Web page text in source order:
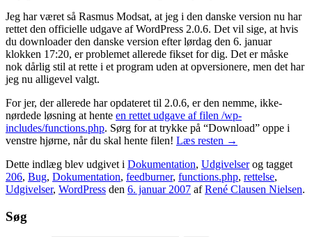
Jeg har været så Rasmus Modsat, at jeg i den danske version nu har
rettet den officielle udgave af WordPress 2.0.6. Det vil sige, at hvis
du downloader den danske version efter lørdag den 6. januar
klokken 17:20, er problemet allerede fikset for dig. Det er måske
nok dårlig stil at rette i et program uden at opversionere, men det har
jeg nu alligevel valgt.
For jer, der allerede har opdateret til 2.0.6, er den nemme, ikke-
nørdede løsning at hente en rettet udgave af filen /wp-
includes/functions.php. Sørg for at trykke på “Download” oppe i
venstre hjørne, når du skal hente filen! Læs resten →
Dette indlæg blev udgivet i Dokumentation, Udgivelserog tagget
206, Bug, Dokumentation, feedburner, functions.php, rettelse,
Udgivelser, WordPress den 6. januar 2007 afRené Clausen Nielsen.
Søg